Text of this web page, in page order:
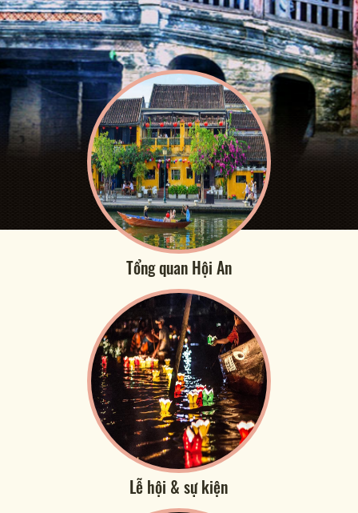
Tổng quan Hội An
Lễ hội & sự kiện